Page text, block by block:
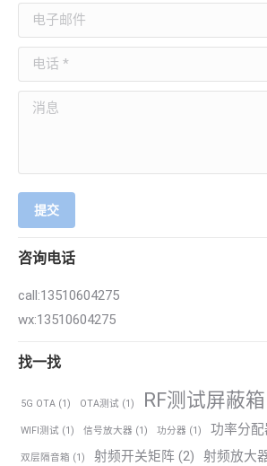
电子邮件
电话 *
消息
提交
咨询电话
call:13510604275
wx:13510604275
找一找
5G OTA (1) OTA测试 (1) RF测试屏蔽箱
WIFI测试 (1) 信号放大器 (1) 功分器 (1) 功率分配
双层隔音箱 (1) 射频开关矩阵 (2) 射频放大